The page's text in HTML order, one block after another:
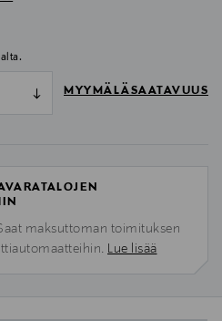
MYYMÄLÄSAATAVUUS
maksuttoman toimituksen
Lue lisää